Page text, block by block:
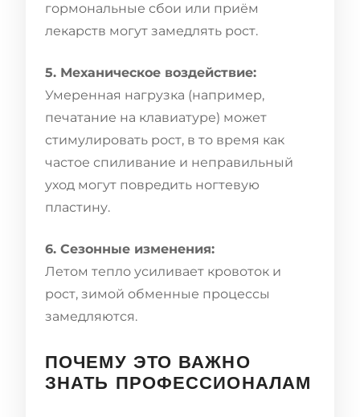
гормональные сбои или приём
лекарств могут замедлять рост.
5. Механическое воздействие:
Умеренная нагрузка (например,
печатание на клавиатуре) может
стимулировать рост, в то время как
частое спиливание и неправильный
уход могут повредить ногтевую
пластину.
6. Сезонные изменения:
Летом тепло усиливает кровоток и
рост, зимой обменные процессы
замедляются.
ПОЧЕМУ ЭТО ВАЖНО
ЗНАТЬ ПРОФЕССИОНАЛАМ